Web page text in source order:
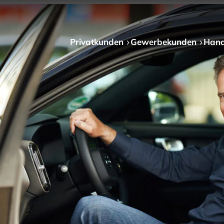
Privat­kunden Gewerbe­kunden